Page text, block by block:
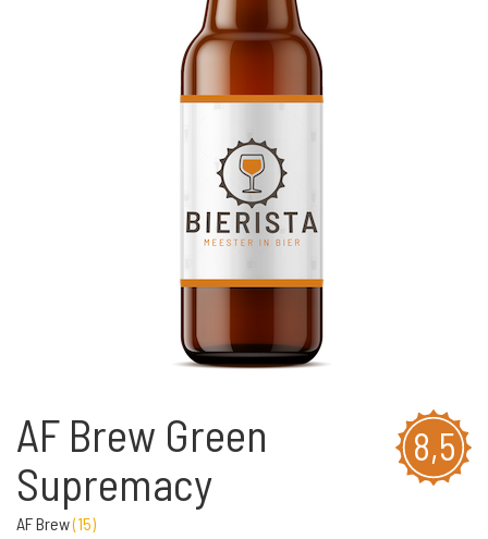
8,5
AF Brew Green
Supremacy
AF Brew(15)